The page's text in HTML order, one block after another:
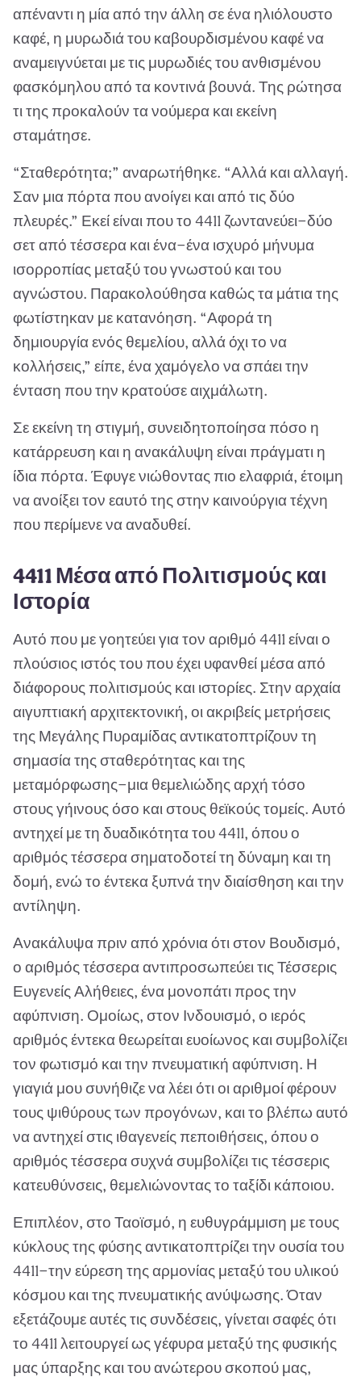
απέναντι η μία από την άλλη σε ένα ηλιόλουστο
καφέ, η μυρωδιά του καβουρδισμένου καφέ να
αναμειγνύεται με τις μυρωδιές του ανθισμένου
φασκόμηλου από τα κοντινά βουνά. Της ρώτησα
τι της προκαλούν τα νούμερα και εκείνη
σταμάτησε.
“Σταθερότητα;” αναρωτήθηκε. “Αλλά και αλλαγή.
Σαν μια πόρτα που ανοίγει και από τις δύο
πλευρές.” Εκεί είναι που το 4411 ζωντανεύει—δύο
σετ από τέσσερα και ένα—ένα ισχυρό μήνυμα
ισορροπίας μεταξύ του γνωστού και του
αγνώστου. Παρακολούθησα καθώς τα μάτια της
φωτίστηκαν με κατανόηση. “Αφορά τη
δημιουργία ενός θεμελίου, αλλά όχι το να
κολλήσεις,” είπε, ένα χαμόγελο να σπάει την
ένταση που την κρατούσε αιχμάλωτη.
Σε εκείνη τη στιγμή, συνειδητοποίησα πόσο η
κατάρρευση και η ανακάλυψη είναι πράγματι η
ίδια πόρτα. Έφυγε νιώθοντας πιο ελαφριά, έτοιμη
να ανοίξει τον εαυτό της στην καινούργια τέχνη
που περίμενε να αναδυθεί.
4411 Μέσα από Πολιτισμούς και
Ιστορία
Αυτό που με γοητεύει για τον αριθμό 4411 είναι ο
πλούσιος ιστός του που έχει υφανθεί μέσα από
διάφορους πολιτισμούς και ιστορίες. Στην αρχαία
αιγυπτιακή αρχιτεκτονική, οι ακριβείς μετρήσεις
της Μεγάλης Πυραμίδας αντικατοπτρίζουν τη
σημασία της σταθερότητας και της
μεταμόρφωσης—μια θεμελιώδης αρχή τόσο
στους γήινους όσο και στους θεϊκούς τομείς. Αυτό
αντηχεί με τη δυαδικότητα του 4411, όπου ο
αριθμός τέσσερα σηματοδοτεί τη δύναμη και τη
δομή, ενώ το έντεκα ξυπνά την διαίσθηση και την
αντίληψη.
Ανακάλυψα πριν από χρόνια ότι στον Βουδισμό,
ο αριθμός τέσσερα αντιπροσωπεύει τις Τέσσερις
Ευγενείς Αλήθειες, ένα μονοπάτι προς την
αφύπνιση. Ομοίως, στον Ινδουισμό, ο ιερός
αριθμός έντεκα θεωρείται ευοίωνος και συμβολίζει
τον φωτισμό και την πνευματική αφύπνιση. Η
γιαγιά μου συνήθιζε να λέει ότι οι αριθμοί φέρουν
τους ψιθύρους των προγόνων, και το βλέπω αυτό
να αντηχεί στις ιθαγενείς πεποιθήσεις, όπου ο
αριθμός τέσσερα συχνά συμβολίζει τις τέσσερις
κατευθύνσεις, θεμελιώνοντας το ταξίδι κάποιου.
Επιπλέον, στο Ταοϊσμό, η ευθυγράμμιση με τους
κύκλους της φύσης αντικατοπτρίζει την ουσία του
4411—την εύρεση της αρμονίας μεταξύ του υλικού
κόσμου και της πνευματικής ανύψωσης. Όταν
εξετάζουμε αυτές τις συνδέσεις, γίνεται σαφές ότι
το 4411 λειτουργεί ως γέφυρα μεταξύ της φυσικής
μας ύπαρξης και του ανώτερου σκοπού μας,